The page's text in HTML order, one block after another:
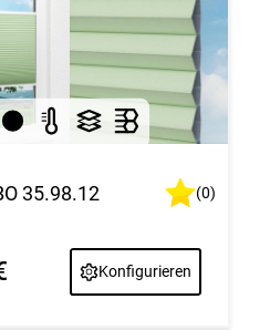
35.98.12
(0)
Konfigurieren